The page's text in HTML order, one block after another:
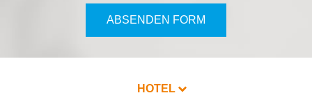
ABSENDEN FORM
HOTEL